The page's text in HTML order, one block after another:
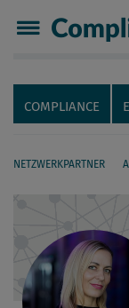
Navigation
COMPLIANCE
NETZWERKPARTNER